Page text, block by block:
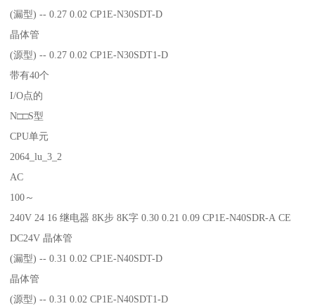
(漏型) -- 0.27 0.02 CP1E-N30SDT-D
晶体管
(源型) -- 0.27 0.02 CP1E-N30SDT1-D
带有40个
I/O点的
N□□S型
CPU单元
2064_lu_3_2
AC
100～
240V 24 16 继电器 8K步 8K字 0.30 0.21 0.09 CP1E-N40SDR-A CE
DC24V 晶体管
(漏型) -- 0.31 0.02 CP1E-N40SDT-D
晶体管
(源型) -- 0.31 0.02 CP1E-N40SDT1-D